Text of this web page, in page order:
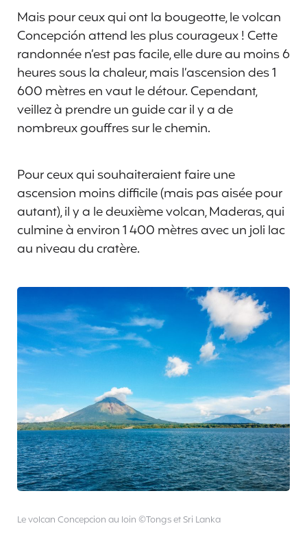
Mais pour ceux qui ont la bougeotte, le volcan
Concepción attend les plus courageux ! Cette
randonnée n’est pas facile, elle dure au moins 6
heures sous la chaleur, mais l’ascension des 1
600 mètres en vaut le détour. Cependant,
veillez à prendre un guide car il y a de
nombreux gouffres sur le chemin.
Pour ceux qui souhaiteraient faire une
ascension moins difficile (mais pas aisée pour
autant), il y a le deuxième volcan, Maderas, qui
culmine à environ 1 400 mètres avec un joli lac
au niveau du cratère.
Le volcan Concepcion au loin ©Tongs et Sri Lanka